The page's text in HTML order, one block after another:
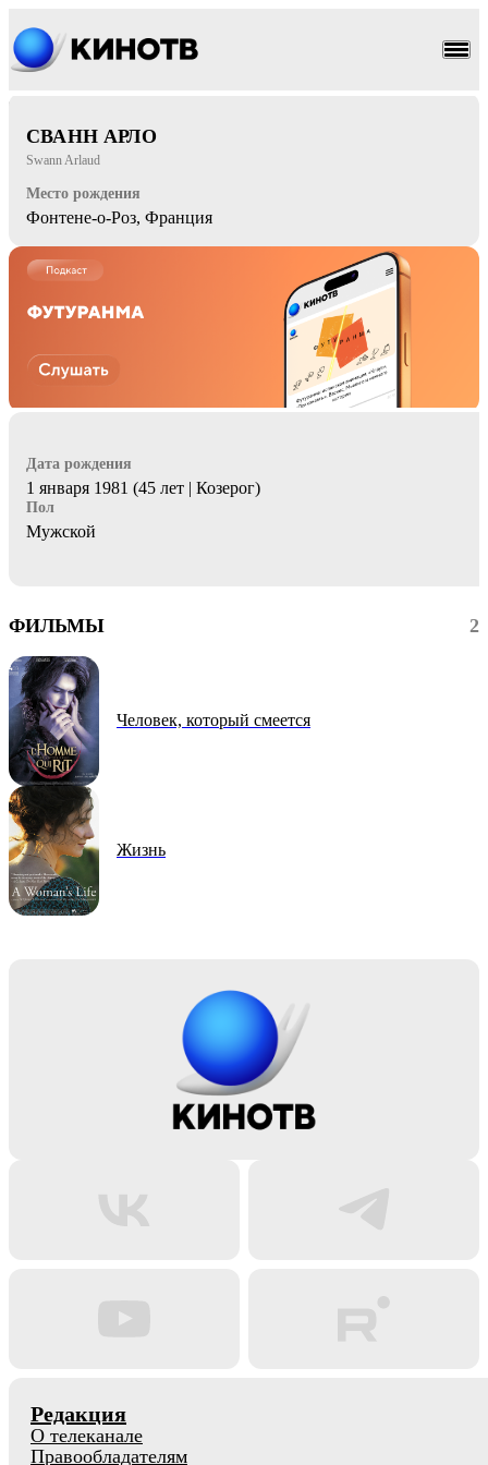
СВАНН АРЛО
Swann Arlaud
Место рождения
Фонтене-о-Роз, Франция
Дата рождения
1 января 1981 (45 лет | Козерог)
Пол
Мужской
ФИЛЬМЫ 2
Человек, который смеется
Жизнь
Редакция
О телеканале
Правообладателям